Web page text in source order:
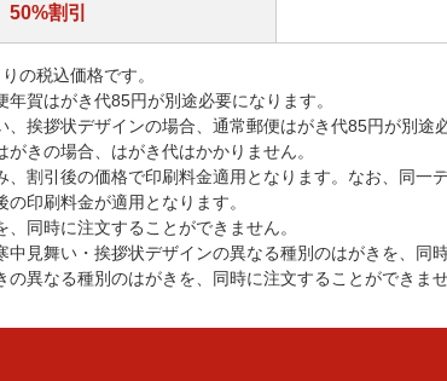
50%割引
の税込価格です。
賀はがき代85円が別途必要になります。
挨拶状デザインの場合、通常郵便はがき代85円が別途
きの場合、はがき代はかかりません。
割引後の価格で印刷料金適用となります。なお、同一
印刷料金が適用となります。
同時に注文することができません。
見舞い・挨拶状デザインの異なる種別のはがきを、同
異なる種別のはがきを、同時に注文することができませ